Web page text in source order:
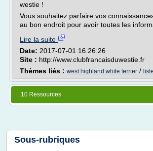
westie !
Vous souhaitez parfaire vos
au bon endroit pour avoir toutes les
Lire la suite
Date: 2017-07-01 16:26:26
Site : http://www.clubfrancaisduwestie.fr
Thèmes liés : west highland white terrier /
10 Ressources
Sous-rubriques